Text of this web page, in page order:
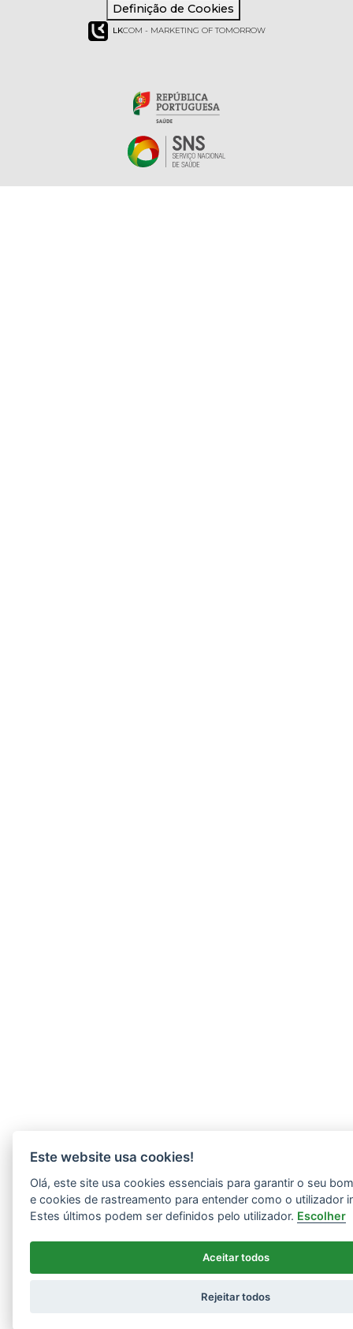
Definição de Cookies
LKCOM - MARKETING OF TOMORROW
Este website usa cookies!
Olá, este site usa cookies essenciais para garantir o seu
e cookies de rastreamento para entender como o utilizador
Estes últimos podem ser definidos pelo utilizador. Escolher
Aceitar todos
Rejeitar todos